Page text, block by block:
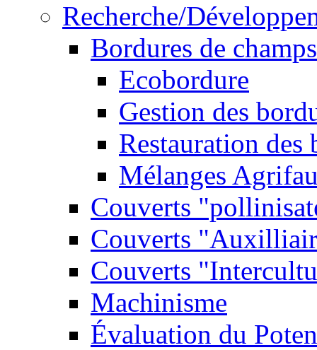
Recherche/
Bordures de champs
Ecobordure
Gestion des
Restauration des
Mélanges
Couverts
Couverts
Couverts
Machinisme
Évaluation du